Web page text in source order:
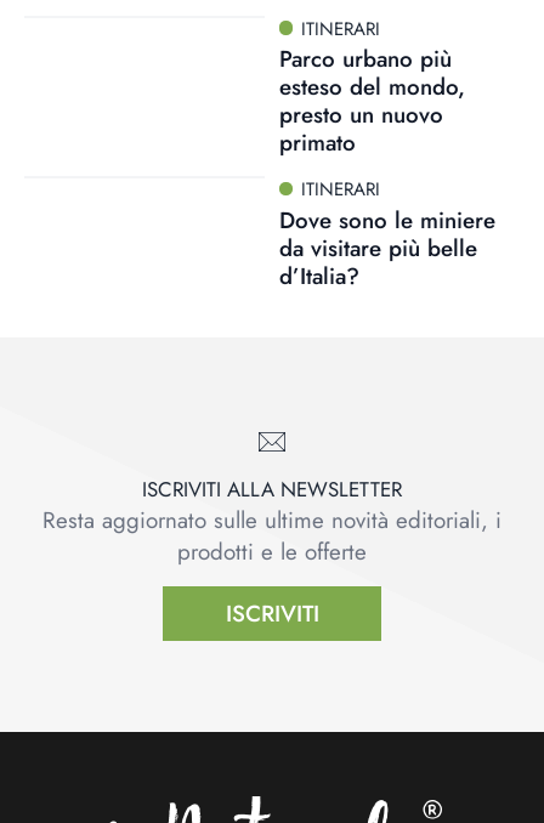
ITINERARI
Parco urbano più
esteso del mondo,
presto un nuovo
primato
ITINERARI
Dove sono le miniere
da visitare più belle
d’Italia?
ISCRIVITI ALLA NEWSLETTER
Resta aggiornato sulle ultime novità editoriali, i
prodotti e le offerte
ISCRIVITI